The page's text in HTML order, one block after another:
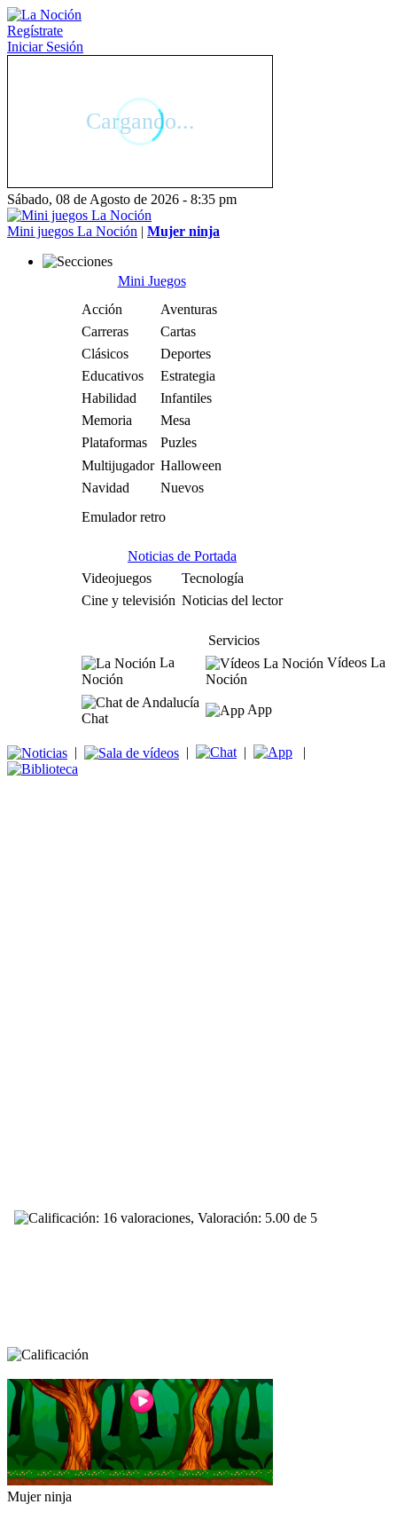
Regístrate
Iniciar Sesión
Sábado, 08 de Agosto de 2026 - 8:35 pm
Mini juegos La Noción | Mujer ninja
Mini Juegos
Acción
Aventuras
Carreras
Cartas
Clásicos
Deportes
Educativos
Estrategia
Habilidad
Infantiles
Memoria
Mesa
Plataformas
Puzles
Multijugador Halloween
Navidad
Nuevos
Emulador retro
Noticias de Portada
Videojuegos
Tecnología
Cine y televisión Noticias del lector
Servicios
La
Noción
Vídeos La
Noción
Chat
App
| | | |
Mujer ninja